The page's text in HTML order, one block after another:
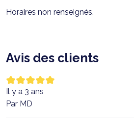
Horaires non renseignés.
Avis des clients
Il y a 3 ans
Par MD